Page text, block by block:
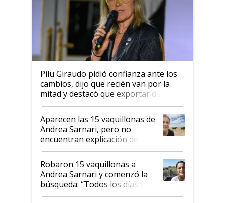
Pilu Giraudo pidió confianza ante los
cambios, dijo que recién van por la
mitad y destacó que exportar dejó de
ser "para unos pocos": "Tenemos un
mandato muy claro del gobierno
nacional"
Aparecen las 15 vaquillonas de
Andrea Sarnari, pero no
encuentran explicación de
cómo llegaron allí
Robaron 15 vaquillonas a
Andrea Sarnari y comenzó la
búsqueda: “Todos los días le
toca a algún productor”